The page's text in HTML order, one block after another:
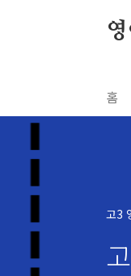
홈
고3